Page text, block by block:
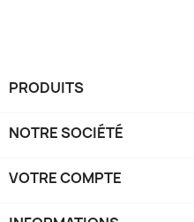
PRODUITS
NOTRE SOCIÉTÉ
VOTRE COMPTE